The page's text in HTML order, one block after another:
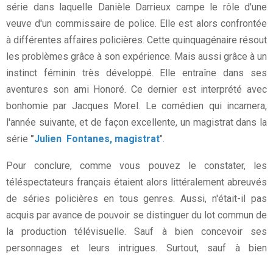
série dans laquelle Danièle Darrieux campe le rôle d'une
veuve d'un commissaire de police. Elle est alors confrontée
à différentes affaires policières. Cette quinquagénaire résout
les problèmes grâce à son expérience. Mais aussi grâce à un
instinct féminin très développé. Elle entraîne dans ses
aventures son ami Honoré. Ce dernier est interprété avec
bonhomie par Jacques Morel. Le comédien qui incarnera,
l'année suivante, et de façon excellente, un magistrat dans la
série "Julien Fontanes, magistrat".
Pour conclure, comme vous pouvez le constater, les
téléspectateurs français étaient alors littéralement abreuvés
de séries policières en tous genres. Aussi, n'était-il pas
acquis par avance de pouvoir se distinguer du lot commun de
la production télévisuelle. Sauf à bien concevoir ses
personnages et leurs intrigues. Surtout, sauf à bien